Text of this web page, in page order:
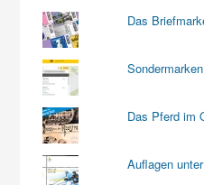
Das
Das Pferd im
Auflagen